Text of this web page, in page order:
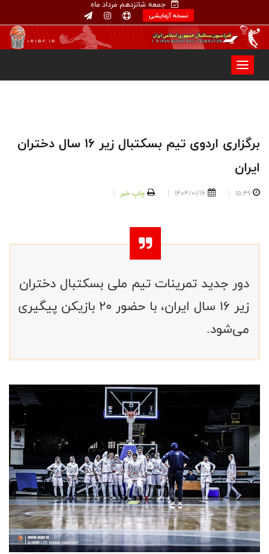
جمعه شانزدهم مرداد ماه
نسخه آزمایشی
برگزاری اردوی تیم بسکتبال زیر ۱۶ سال دختران
ایران
15:49
1404/01/16 چاپ خبر
دور جدید تمرینات تیم ملی بسکتبال دختران
زیر ۱۶ سال ایران، با حضور ۲۰ بازیکن پیگیری
می‌شود.